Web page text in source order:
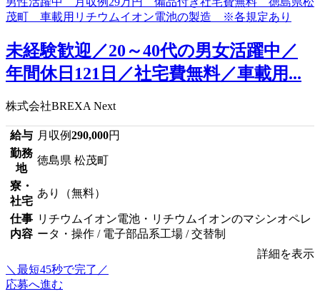
未経験歓迎／20～40代の男女活躍中／
年間休日121日／社宅費無料／車載用...
株式会社BREXA Next
給与 月収例290,000円
勤務
地
徳島県 松茂町
寮・
社宅
あり（無料）
仕事
内容
リチウムイオン電池・リチウムイオンのマシンオペレ
ータ・操作 / 電子部品系工場 / 交替制
詳細を表示
＼最短45秒で完了／
応募へ進む